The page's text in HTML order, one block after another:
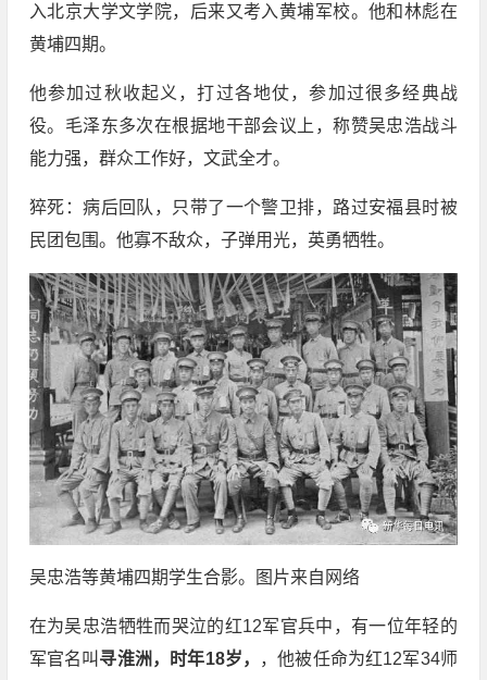
入北京大学文学院，后来又考入黄埔军校。他和林彪在
黄埔四期。
他参加过秋收起义，打过各地仗，参加过很多经典战
役。毛泽东多次在根据地干部会议上，称赞吴忠浩战斗
能力强，群众工作好，文武全才。
猝死：病后回队，只带了一个警卫排，路过安福县时被
民团包围。他寡不敌众，子弹用光，英勇牺牲。
吴忠浩等黄埔四期学生合影。图片来自网络
在为吴忠浩牺牲而哭泣的红12军官兵中，有一位年轻的
军官名叫 寻淮洲，时年18岁，
，他被任命为红12军34师